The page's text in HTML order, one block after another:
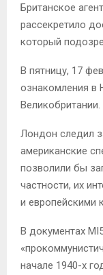
Британское
рассекретило
который
В пятницу, 17
ознакомления в
Великобритании.
Лондон следил
американские
позволили бы
частности, их
и европейскими
В документах
начале 1940-х